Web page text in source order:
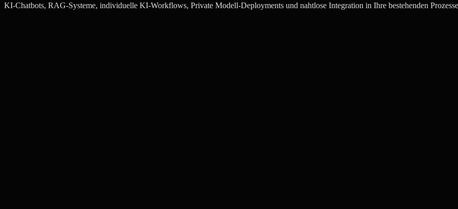
KI-Chatbots, RAG-Systeme, individuelle KI-Workflows, Private Modell-Deployments und nahtlose Integration in Ihre bestehenden